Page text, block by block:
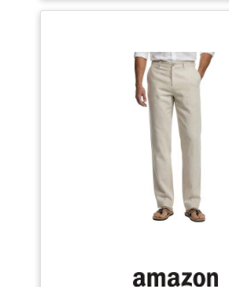
couche est solide et résistante à
camping, l'extérieur, la randonnée,
moto, le tir, la randonnée en
Remarque: Veuillez vous référer à
tailles avant de commander la
lavage à froid conserve des
longue durée de vie sans